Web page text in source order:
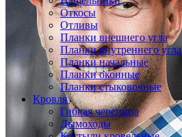
Откосы
Отливы
Планки внешнего угла
Планки внутреннего угла
Планки начальные
Планки оконные
Планки стыковочные
Кровля
Гибкая черепица
Дымоходы